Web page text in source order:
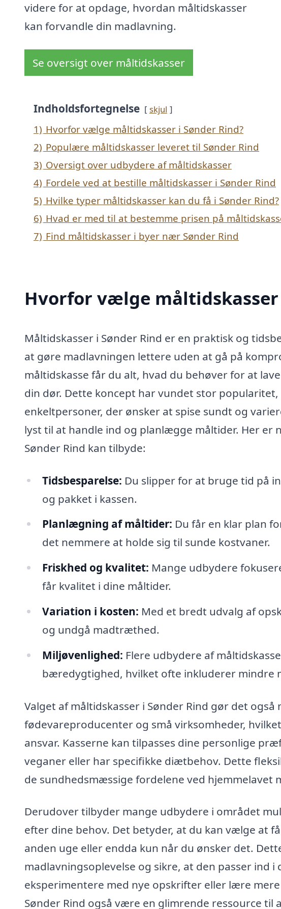
videre for at opdage, hvordan måltidskasser
kan forvandle din madlavning.
Se oversigt over måltidskasser
Indholdsfortegnelse skjul
1) Hvorfor vælge måltidskasser i Sønder Rind?
2) Populære måltidskasser leveret til Sønder Rind
3) Oversigt over udbydere af måltidskasser
4) Fordele ved at bestille måltidskasser i Sønder Rind
5) Hvilke typer måltidskasser kan du få i Sønder Rind?
6) Hvad er med til at bestemme prisen på
7) Find måltidskasser i byer nær Sønder Rind
Hvorfor vælge måltidskasser
Måltidskasser i Sønder Rind er en praktisk og
at gøre madlavningen lettere uden at gå på
måltidskasse får du alt, hvad du behøver for at
din dør. Dette koncept har vundet stor
enkeltpersoner, der ønsker at spise sundt og
lyst til at handle ind og planlægge måltider. Her er
Sønder Rind kan tilbyde:
Tidsbesparelse: Du slipper for at bruge tid på
og pakket i kassen.
Planlægning af måltider: Du får en klar plan
det nemmere at holde sig til sunde kostvaner.
Friskhed og kvalitet: Mange udbydere
får kvalitet i dine måltider.
Variation i kosten: Med et bredt udvalg af
og undgå madtræthed.
Miljøvenlighed: Flere udbydere af
bæredygtighed, hvilket ofte inkluderer mindre
Valget af måltidskasser i Sønder Rind gør det
fødevareproducenter og små virksomheder,
ansvar. Kasserne kan tilpasses dine personlige
veganer eller har specifikke diætbehov. Dette
de sundhedsmæssige fordelene ved hjemmelavet
Derudover tilbyder mange udbydere i området
efter dine behov. Det betyder, at du kan vælge at
anden uge eller endda kun når du ønsker det.
madlavningsoplevelse og sikre, at den passer ind
eksperimentere med nye opskrifter eller lære
Sønder Rind også være en glimrende ressource